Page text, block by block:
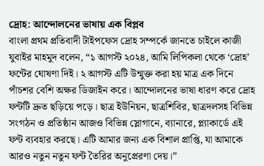
দ্রোহ: আন্দোলনের ভাষায় এক বিপ্লব
বাংলা প্রথম প্রতিবাদী টাইপফেস দ্রোহ সম্পর্কে জানতে চাইলে কাজী
যুবাইর মাহমুদ বলেন, “১ আগস্ট ২০২৪, আমি লিপিকলা থেকে ‘দ্রোহ’
ফন্টের ঘোষণা দিই। ২ আগস্ট এটি উন্মুক্ত করা হয় মাত্র এক দিনে
পাঁচশর বেশি অক্ষর ডিজাইন করে। আন্দোলনের ভাষা ধারণ করে দ্রোহ
ফন্টটি দ্রুত ছড়িয়ে পড়ে। ছাত্র ইউনিয়ন, ছাত্রশিবির, ছাত্রদলসহ বিভিন্ন
সংগঠন ও প্রতিষ্ঠান আজও বিভিন্ন স্লোগানে, ব্যানারে, প্ল্যাকার্ডে এই
ফন্ট ব্যবহার করছে। এটি আমার জন্য এক বিশাল প্রাপ্তি, যা আমাকে
আরও নতুন নতুন ফন্ট তৈরির অনুপ্রেরণা দেয়।”